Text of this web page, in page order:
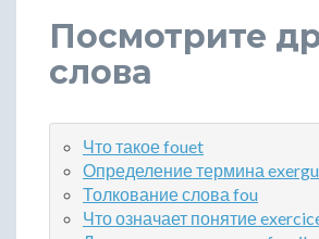
Посмотрите
слова
Что такое fouet
Определение термина
Толкование слова fou
Что означает понятие